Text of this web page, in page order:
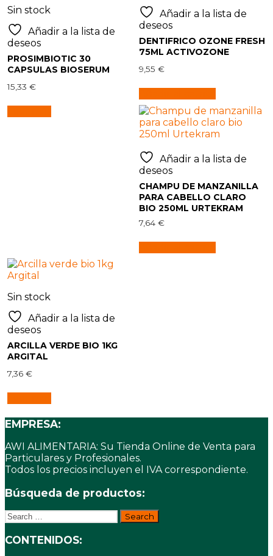
Sin stock
Añadir a la lista de
deseos
PROSIMBIOTIC 30
CAPSULAS BIOSERUM
15,33€
Añadir a la lista de
deseos
DENTIFRICO OZONE FRESH
75ML ACTIVOZONE
9,55€
Añadir a la lista de
deseos
CHAMPU DE MANZANILLA
PARA CABELLO CLARO
BIO 250ML URTEKRAM
7,64€
Sin stock
Añadir a la lista de
deseos
ARCILLA VERDE BIO 1KG
ARGITAL
7,36€
EMPRESA:
AWI ALIMENTARIA: Su Tienda Online de Venta para
Particulares y Profesionales.
Todos los precios incluyen el IVA correspondiente.
Búsqueda de productos:
Search
for:
CONTENIDOS: